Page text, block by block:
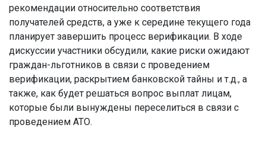
рекомендации относительно соответствия
получателей средств, а уже к середине текущего года
планирует завершить процесс верификации. В ходе
дискуссии участники обсудили, какие риски ожидают
граждан-льготников в связи с проведением
верификации, раскрытием банковской тайны и т.д., а
также, как будет решаться вопрос выплат лицам,
которые были вынуждены переселиться в связи с
проведением АТО.